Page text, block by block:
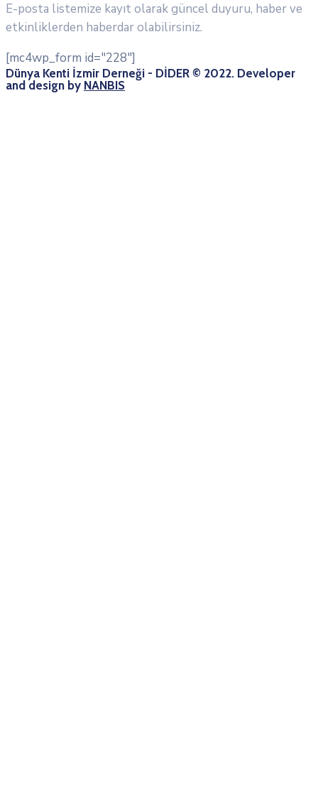
E-posta listemize kayıt olarak güncel duyuru, haber ve
etkinliklerden haberdar olabilirsiniz.
[mc4wp_form id="228"]
Dünya Kenti İzmir Derneği - DİDER © 2022. Developer
and design by NANBIS